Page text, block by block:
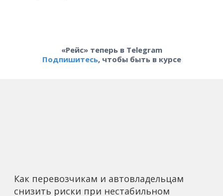
«Рейс» теперь в Telegram
Подпишитесь, чтобы быть в курсе
Как перевозчикам и автовладельцам
снизить риски при нестабильном